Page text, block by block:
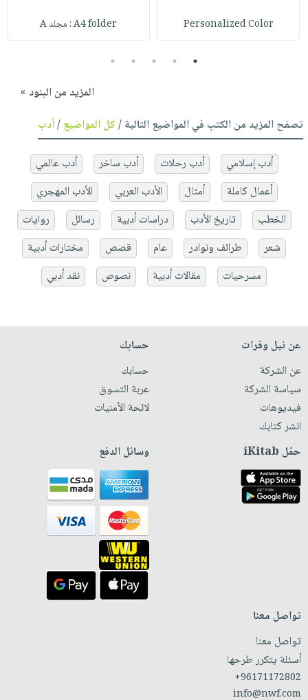
Personalized Color A4 folder : مجلد A
1
2
3
4
5
المزيد من البنود »
تصفح المزيد من الكتب في المواضيع التالية /كل المواضيع/أدب
أدب إسلامي أدب رحلات أدب ساخر
أدب عالمي
أعمال كاملة
أمثال الأدب العربي
الأدب المهجري
الخطب
تاريخ الأدب دراسات أدبية رسائل
روايات
شعر
طرائف ونوادر عام قصص
مختارات أدبية
مسرحيات
مقالات أدبية نصوص نقد أدبي
عن نيل وفرات
عن الشركة
سياسة الشركة
فيديوهات
انشر كتابك
حسابك
حسابك
عربة التسوق
لائحة الأمنيات
حمّل iKitab وسائل الدفع
تواصل معنا
تواصل معنا
أسئلة يتكرر طرحها
+96171172802
info@nwf.com